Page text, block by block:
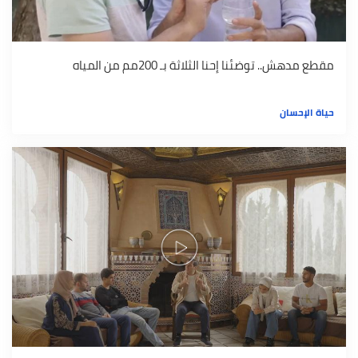
مقطع مدهش.. توضئنا إحنا الثلاثة بـ 200مم من المياه
حياة الإحسان